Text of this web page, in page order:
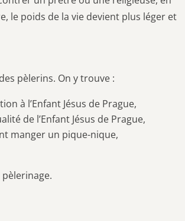
le poids de la vie devient plus léger et
pèlerins. On y trouve :
à l’Enfant Jésus de Prague,
de l’Enfant Jésus de Prague,
manger un pique-nique,